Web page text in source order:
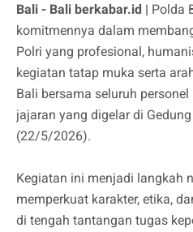
Bali - Bali berkabar.id | Polda
komitmennya dalam
Polri yang profesional,
kegiatan tatap muka serta
Bali bersama seluruh
jajaran yang digelar di
(22/5/2026).
Kegiatan ini menjadi langkah
memperkuat karakter, etika,
di tengah tantangan tugas